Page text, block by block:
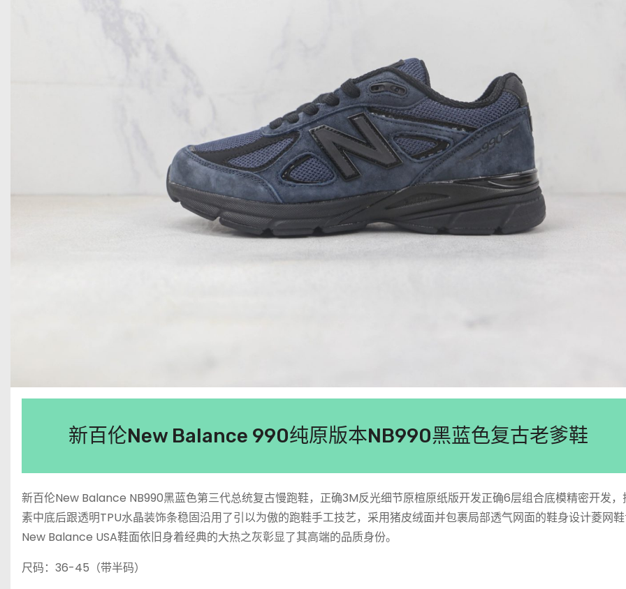
新百伦New Balance 990纯原版本NB990黑蓝色复古老爹鞋
新百伦New Balance NB990黑蓝色第三代总统复古慢跑鞋，正确3M反光细节原楦原纸版开发正确6层组合底模精密开发，
素中底后跟透明TPU水晶装饰条稳固沿用了引以为傲的跑鞋手工技艺，采用猪皮绒面并包裹局部透气网面的鞋身设计菱网
New Balance USA鞋面依旧身着经典的大热之灰彰显了其高端的品质身份。
尺码：36-45（带半码）